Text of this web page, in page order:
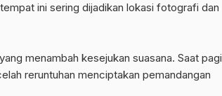
ini sering dijadikan lokasi fotografi dan
menambah kesejukan suasana. Saat pagi
reruntuhan menciptakan pemandangan